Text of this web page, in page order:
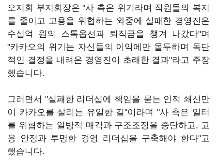
오지회 부지회장은 "사 측은 위기라며 직원들의 복지
를 줄이고 고용을 위협하는 와중에 실패한 경영진은
수십억 원의 스톡옵션과 퇴직금을 챙겨 나갔다"며
"카카오의 위기는 자신들의 이익에만 몰두하며 독단
적인 결정을 내려온 경영진이 초래한 결과"라고 주장
했습니다.
그러면서 "실패한 리더십에 책임을 묻는 인적 쇄신만
이 카카오를 살리는 유일한 길"이라며 "사 측은 일터
를 위협하는 일방적 매각과 구조조정을 중단하고, 고
용 안정과 투명한 경영 리더십을 구축해야 한다"고
했습니다.